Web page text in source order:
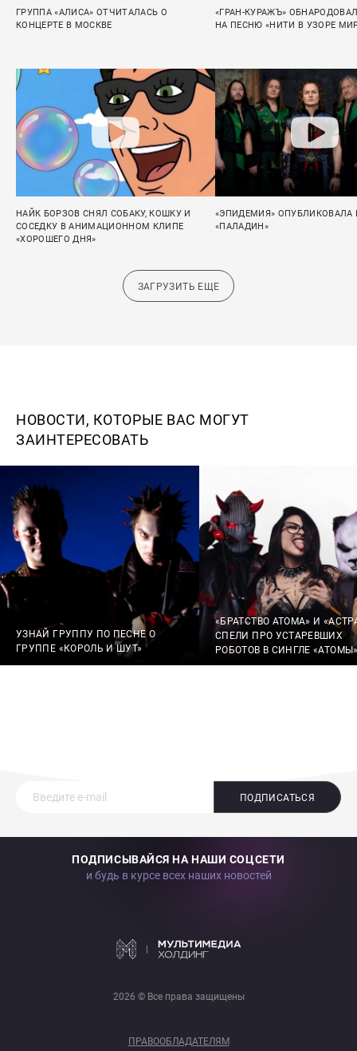
ГРУППА «АЛИСА» ОТЧИТАЛАСЬ О
КОНЦЕРТЕ В МОСКВЕ
«ГРАН-КУРАЖЪ»
НА ПЕСНЮ «НИТИ В УЗОРЕ
НАЙК БОРЗОВ СНЯЛ СОБАКУ, КОШКУ И
СОСЕДКУ В АНИМАЦИОННОМ КЛИПЕ
«ХОРОШЕГО ДНЯ»
«ЭПИДЕМИЯ» ОПУБЛИКОВАЛА
«ПАЛАДИН»
ЗАГРУЗИТЬ ЕЩЕ
НОВОСТИ, КОТОРЫЕ ВАС МОГУТ
ЗАИНТЕРЕСОВАТЬ
УЗНАЙ ГРУППУ ПО ПЕСНЕ О
ГРУППЕ «КОРОЛЬ И ШУТ»
«БРАТСТВО АТОМА» И
СПЕЛИ ПРО УСТАРЕВШИХ
РОБОТОВ В СИНГЛЕ
ПОДПИСАТЬСЯ
ПОДПИСЫВАЙСЯ НА НАШИ СОЦСЕТИ
и будь в курсе всех наших новостей
2026 © Все права защищены
ПРАВООБЛАДАТЕЛЯМ